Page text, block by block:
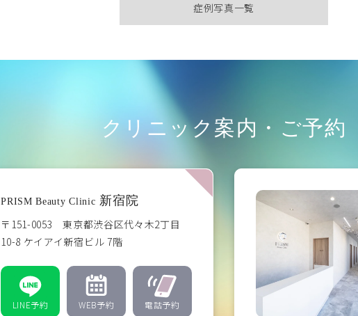
症例写真一覧
クリニック案内・ご予約
PRISM Beauty Clinic 新宿院
〒151-0053 東京都渋谷区代々木2丁目
10-8 ケイアイ新宿ビル 7階
LINE予約 WEB予約 電話予約